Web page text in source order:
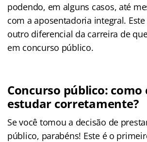
podendo, em alguns casos, até
com a aposentadoria integral.
outro diferencial da carreira de
em concurso público.
Concurso público: como
estudar corretamente?
Se você tomou a decisão de
público, parabéns! Este é o